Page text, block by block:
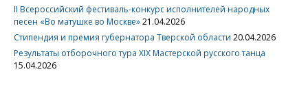
II Всероссийский фестиваль-конкурс исполнителей народных
песен «Во матушке во Москве»21.04.2026
Стипендия и премия губернатора Тверской области 20.04.2026
Результаты отборочного тура XIX Мастерской русского танца
15.04.2026